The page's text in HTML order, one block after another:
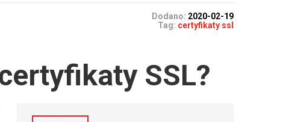
Dodano: 2020-02-19
Tag: certyfikaty ssl
SSL?